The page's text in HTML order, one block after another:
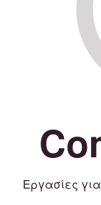
Εργασίες